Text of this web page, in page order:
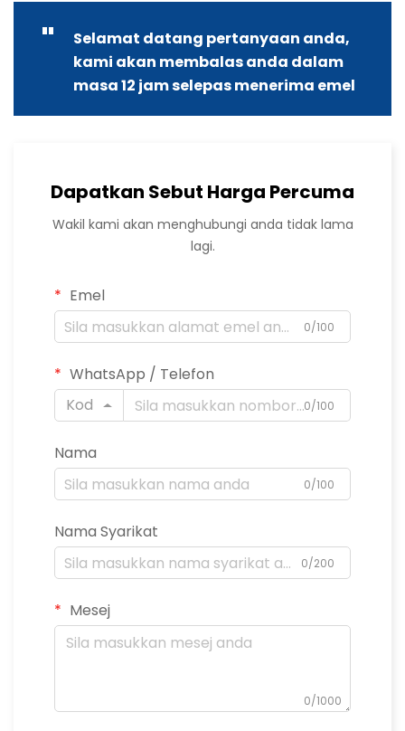
"
Selamat datang pertanyaan anda,
kami akan membalas anda dalam
masa 12 jam selepas menerima emel
Dapatkan Sebut Harga Percuma
Wakil kami akan menghubungi anda tidak lama
lagi.
Emel
0/100
WhatsApp / Telefon
Kod
0/100
Nama
0/100
Nama Syarikat
0/200
Mesej
0/1000